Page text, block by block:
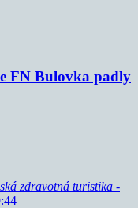
FN Bulovka padly
zdravotná turistika -